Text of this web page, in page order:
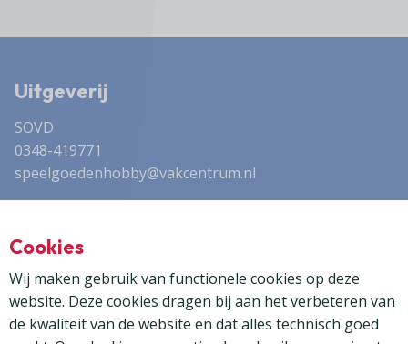
Uitgeverij
SOVD
0348-419771
speelgoedenhobby@vakcentrum.nl
Dock35 Media
0314 - 355 830
frank@dock35media.nl
Cookies
Wij maken gebruik van functionele cookies op deze
website. Deze cookies dragen bij aan het verbeteren van
de kwaliteit van de website en dat alles technisch goed